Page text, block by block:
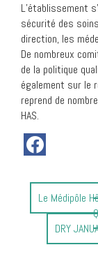
L’établissement
sécurité des
direction, les
De nombreux
de la politique
également sur le
reprend de
HAS.
Article
précédent
Le Médipôle
Article
suivant
DRY